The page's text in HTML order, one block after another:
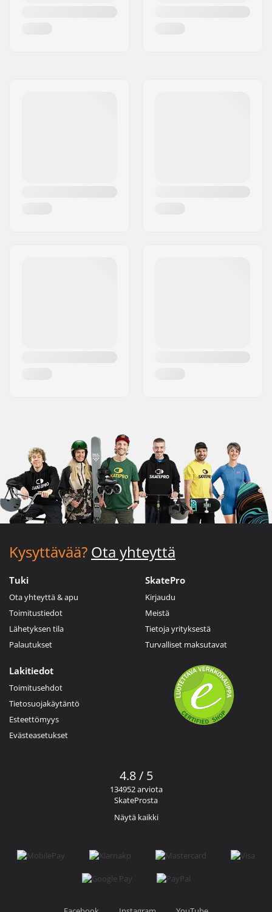
Kysyttävää? Ota yhteyttä
Tuki
Ota yhteyttä & apu
Toimitustiedot
Lähetyksen tila
Palautukset
SkatePro
Kirjaudu
Meistä
Tietoja yrityksestä
Turvalliset maksutavat
Lakitiedot
Toimitusehdot
Tietosuojakäytäntö
Esteettömyys
Evästeasetukset
4.8 / 5
134952 arviota
SkateProsta
Näytä kaikki